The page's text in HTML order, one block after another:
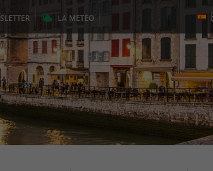
LA METEO